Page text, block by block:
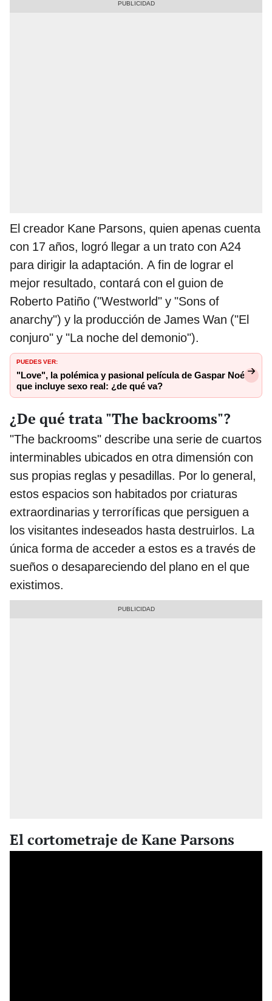
El creador Kane Parsons, quien apenas cuenta
con 17 años, logró llegar a un trato con A24
para dirigir la adaptación. A fin de lograr el
mejor resultado, contará con el guion de
Roberto Patiño ("Westworld" y "Sons of
anarchy") y la producción de James Wan ("El
conjuro" y "La noche del demonio").
PUEDES VER:
"Love", la polémica y pasional película de Gaspar Noé
que incluye sexo real: ¿de qué va?
¿De qué trata "The backrooms"?
"The backrooms" describe una serie de cuartos
interminables ubicados en otra dimensión con
sus propias reglas y pesadillas. Por lo general,
estos espacios son habitados por criaturas
extraordinarias y terroríficas que persiguen a
los visitantes indeseados hasta destruirlos. La
única forma de acceder a estos es a través de
sueños o desapareciendo del plano en el que
existimos.
El cortometraje de Kane Parsons